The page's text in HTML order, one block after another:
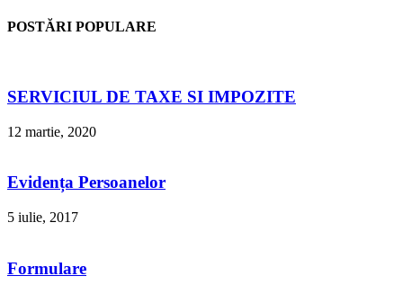
POSTĂRI POPULARE
SERVICIUL DE TAXE SI IMPOZITE
12 martie, 2020
Evidența Persoanelor
5 iulie, 2017
Formulare